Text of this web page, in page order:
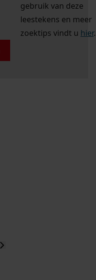
gebruik van deze
leestekens en meer
zoektips vindt u hier.